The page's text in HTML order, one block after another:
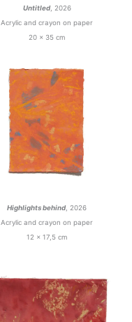
Untitled, 2026
Acrylic and crayon on paper
20 x 35 cm
Highlights behind, 2026
Acrylic and crayon on paper
12 x 17,5 cm